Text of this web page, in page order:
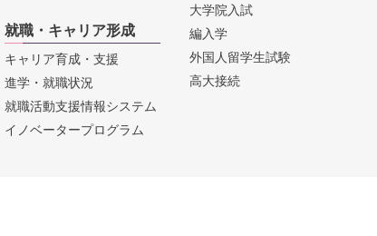
就職・キャリア形成
キャリア育成・支援
進学・就職状況
就職活動支援情報システム
イノベータープログラム
大学院入試
編入学
外国人留学生試験
高大接続